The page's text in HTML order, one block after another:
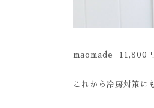
maomade 11,800
これから冷房対策に